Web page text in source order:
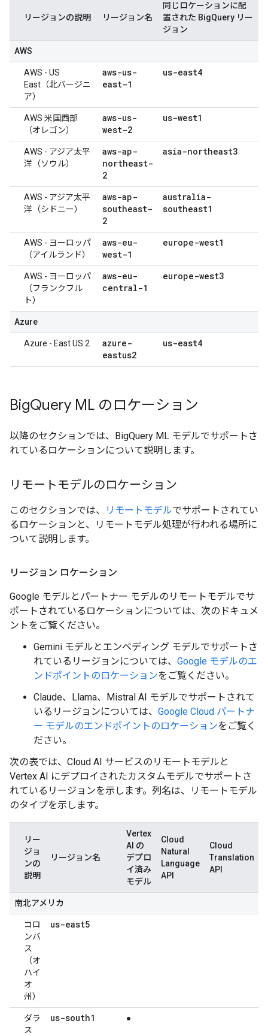
リージョンの説明 リージョン名
同じロケーションに配
置された BigQuery リー
ジョン
AWS
AWS - US
East（北バージニ
ア）
aws-us-
east-1
us-east4
AWS 米国西部
（オレゴン）
aws-us-
west-2
us-west1
AWS - アジア太平
洋（ソウル）
aws-ap-
northeast-
2
asia-northeast3
AWS - アジア太平
洋（シドニー）
aws-ap-
southeast-
2
australia-
southeast1
AWS - ヨーロッパ
（アイルランド）
aws-eu-
west-1
europe-west1
AWS - ヨーロッパ
（フランクフル
ト）
aws-eu-
central-1
europe-west3
Azure
Azure - East US 2
azure-
eastus2
us-east4
BigQuery ML のロケーション
以降のセクションでは、BigQuery ML モデルでサポートさ
れているロケーションについて説明します。
リモートモデルのロケーション
このセクションでは、 リモートモデルでサポートされてい
るロケーションと、リモートモデル処理が行われる場所に
ついて説明します。
リージョン ロケーション
Google モデルとパートナー モデルのリモートモデルでサ
ポートされているロケーションについては、次のドキュメ
ントをご覧ください。
Gemini モデルとエンベディング モデルでサポートさ
れているリージョンについては、 Google モデルのエ
ンドポイントのロケーションをご覧ください。
Claude、Llama、Mistral AI モデルでサポートされて
いるリージョンについては、 Google Cloud パートナ
ー モデルのエンドポイントのロケーションをご覧く
ださい。
次の表では、Cloud AI サービスのリモートモデルと
Vertex AI にデプロイされたカスタムモデルでサポートさ
れているリージョンを示します。列名は、リモートモデル
のタイプを示します。
リー
ジョ
ンの
説明
リージョン名
Vertex
AI の
デプロ
イ済み
モデル
Cloud
Natural
Language
API
Cloud
Translation
API
南北アメリカ
コロ
ンバ
ス
（オ
ハイ
オ
州）
us-east5
ダラ
ス
us-south1 ●